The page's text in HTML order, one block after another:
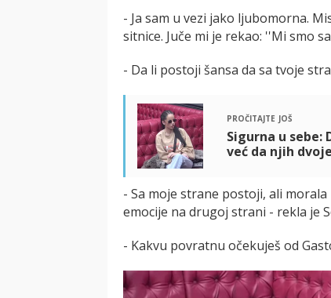
- Ja sam u vezi jako ljubomorna.
sitnice. Juče mi je rekao: ''Mi smo
- Da li postoji šansa da sa tvoje
pročitajte još
Sigurna u
već da njih
- Sa moje strane postoji, ali
emocije na drugoj strani - rekla je
- Kakvu povratnu očekuješ od